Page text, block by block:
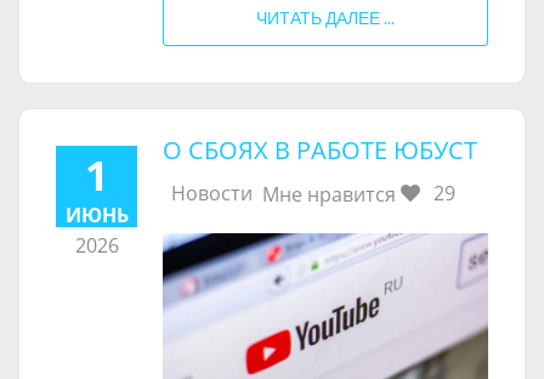
ЧИТАТЬ ДАЛЕЕ ...
1
ИЮНЬ
2026
О СБОЯХ В РАБОТЕ ЮБУСТ
Новости Мне нравится 29